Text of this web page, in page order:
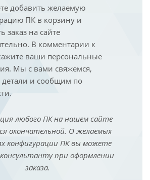
добавить желаемую
ПК в корзину и
заказ на сайте
В комментарии к
ваши персональные
Мы с вами свяжемся,
и сообщим по
любого ПК на нашем сайте
окончательной. О желаемых
конфигурации ПК вы можете
при оформлении
заказа.